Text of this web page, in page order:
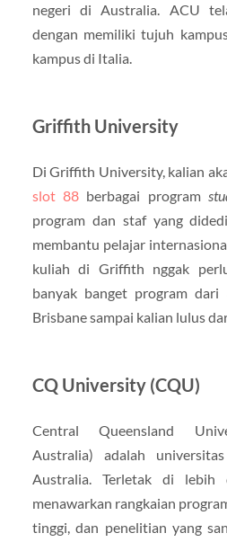
negeri di Australia. ACU
dengan memiliki tujuh
kampus di Italia.
Griffith University
Di Griffith University, kalian
slot 88 berbagai program
program dan staf yang
membantu pelajar
kuliah di Griffith nggak
banyak banget program
Brisbane sampai kalian lulus
CQ University (CQU)
Central Queensland
Australia) adalah
Australia. Terletak di
menawarkan rangkaian
tinggi, dan penelitian yang